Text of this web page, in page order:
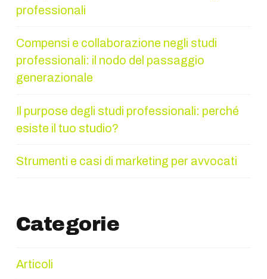
professionali
Compensi e collaborazione negli studi
professionali: il nodo del passaggio
generazionale
Il purpose degli studi professionali: perché
esiste il tuo studio?
Strumenti e casi di marketing per avvocati
Categorie
Articoli